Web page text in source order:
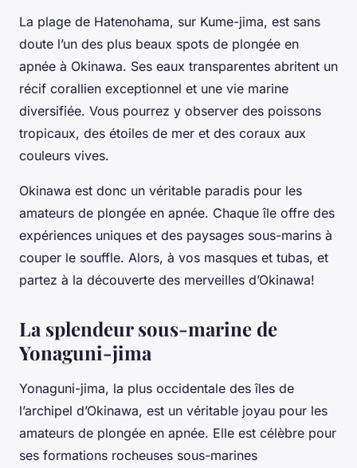
La plage de Hatenohama, sur Kume-jima, est sans
doute l’un des plus beaux spots de plongée en
apnée à Okinawa. Ses eaux transparentes abritent un
récif corallien exceptionnel et une vie marine
diversifiée. Vous pourrez y observer des poissons
tropicaux, des étoiles de mer et des coraux aux
couleurs vives.
Okinawa est donc un véritable paradis pour les
amateurs de plongée en apnée. Chaque île offre des
expériences uniques et des paysages sous-marins à
couper le souffle. Alors, à vos masques et tubas, et
partez à la découverte des merveilles d’Okinawa!
La splendeur sous-marine de
Yonaguni-jima
Yonaguni-jima, la plus occidentale des îles de
l’archipel d’Okinawa, est un véritable joyau pour les
amateurs de plongée en apnée. Elle est célèbre pour
ses formations rocheuses sous-marines